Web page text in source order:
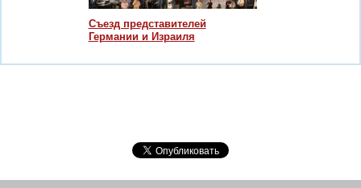
Cъезд представителей
Германии и Израиля